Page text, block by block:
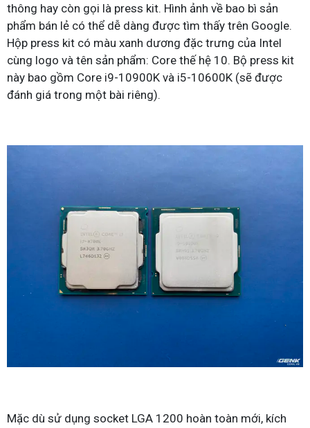
thông hay còn gọi là press kit. Hình ảnh về bao bì sản
phẩm bán lẻ có thể dễ dàng được tìm thấy trên Google.
Hộp press kit có màu xanh dương đặc trưng của Intel
cùng logo và tên sản phẩm: Core thế hệ 10. Bộ press kit
này bao gồm Core i9-10900K và i5-10600K (sẽ được
đánh giá trong một bài riêng).
Mặc dù sử dụng socket LGA 1200 hoàn toàn mới, kích